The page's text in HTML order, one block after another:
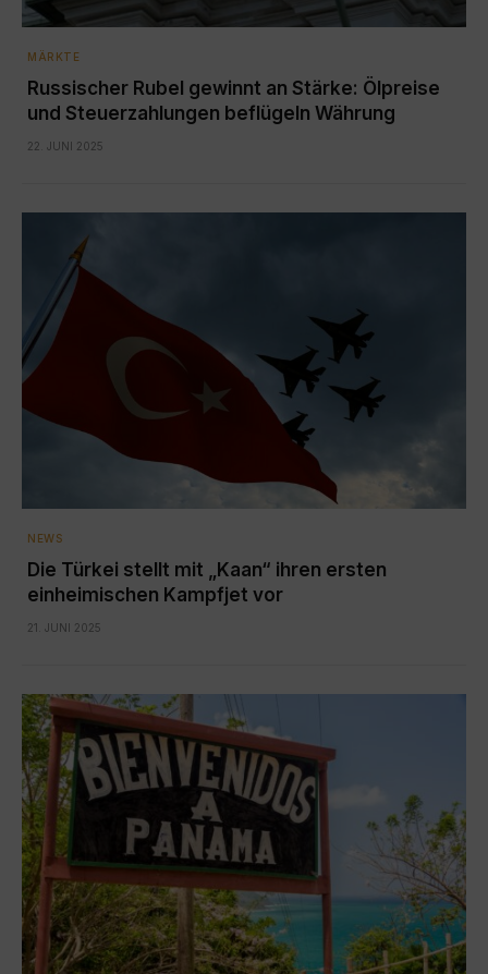
MÄRKTE
Russischer Rubel gewinnt an Stärke: Ölpreise
und Steuerzahlungen beflügeln Währung
22. JUNI 2025
NEWS
Die Türkei stellt mit „Kaan“ ihren ersten
einheimischen Kampfjet vor
21. JUNI 2025